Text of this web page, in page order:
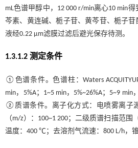
mL色谱甲醇中，12 000 r/min离心10
芩素、黄连碱、栀子苷、黄芩苷、栀子
液经0.22 μm滤膜过滤后避光保存待测。
1.3.1.2 测定条件
①色谱条件。色谱柱：Waters
min，5%A；1~5 min，5%~26%A；5~9
②质谱条件。离子化方式：电喷雾离子源
（m/z）：100~1 200；二级质谱扫描范
温度：400 ℃；去溶剂气流速：800 L/h，